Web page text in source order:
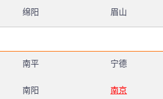
绵阳 眉山
南平 宁德
南阳 南京